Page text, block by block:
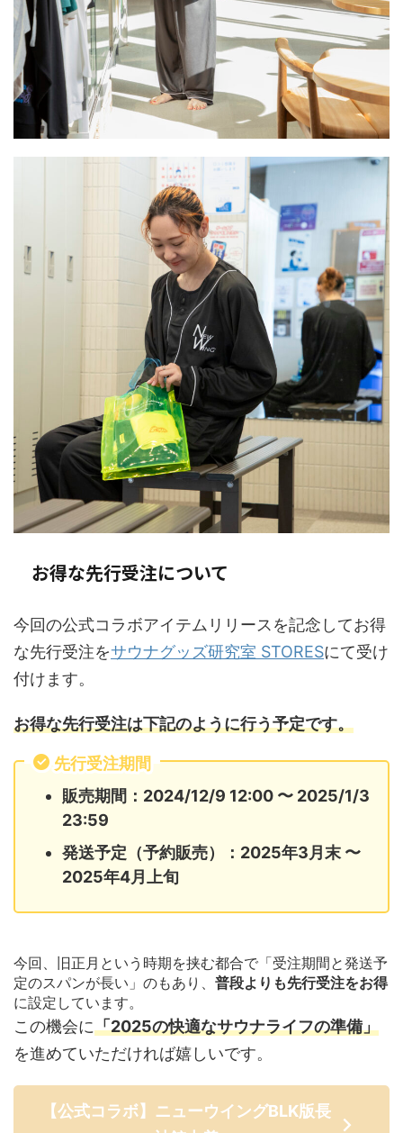
お得な先行受注について
今回の公式コラボアイテムリリースを記念してお得
な先行受注をサウナグッズ研究室 STORESにて受け
付けます。
お得な先行受注は下記のように行う予定です。
先行受注期間
販売期間：2024/12/9 12:00 〜 2025/1/3
23:59
発送予定（予約販売）：2025年3月末 〜
2025年4月上旬
今回、旧正月という時期を挟む都合で「受注期間と発送予
定のスパンが長い」のもあり、 普段よりも先行受注をお得
に設定 しています。
この機会に「2025の快適なサウナライフの準備」
を進めていただければ嬉しいです。
【公式コラボ】ニューウイングBLK版長